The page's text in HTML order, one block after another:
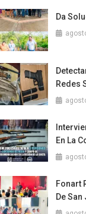
Da
Redes
En La
Fonart
De